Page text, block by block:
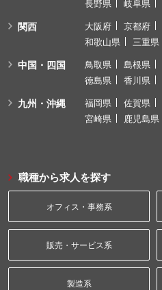
長野県
岐阜県
関西 大阪府 京都府
和歌山県
三重県
中国・四国 鳥取県 島根県
徳島県
香川県
九州・沖縄 福岡県 佐賀県
宮崎県
鹿児島県
職種から求人を探す
オフィス・事務系
販売・サービス系
製造系